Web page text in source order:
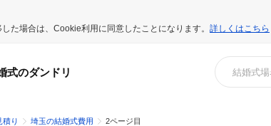
た場合は、Cookie利用に同意したことになります。 詳しくはこちら
式のダンドリ
積り 埼玉の結婚式費用 2ページ目